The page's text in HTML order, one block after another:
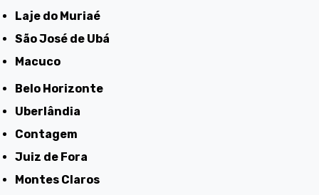
Laje do Muriaé
São José de Ubá
Macuco
Belo Horizonte
Uberlândia
Contagem
Juiz de Fora
Montes Claros